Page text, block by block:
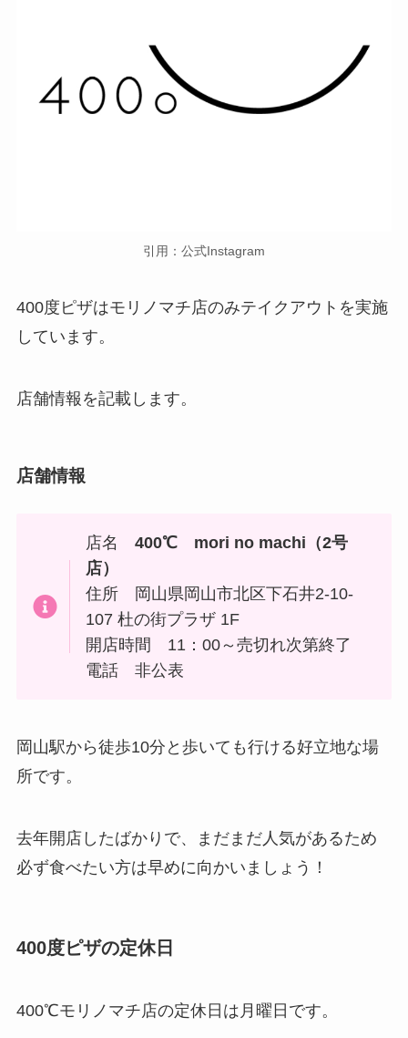
引用：公式Instagram
400度ピザはモリノマチ店のみテイクアウトを実施
しています。
店舗情報を記載します。
店舗情報
店名400℃ mori no machi（2号
店）
住所 岡山県岡山市北区下石井2-10-
107 杜の街プラザ 1F
開店時間 11：00～売切れ次第終了
電話 非公表
岡山駅から徒歩10分と歩いても行ける好立地な場
所です。
去年開店したばかりで、まだまだ人気があるため
必ず食べたい方は早めに向かいましょう！
400度ピザの定休日
400℃モリノマチ店の定休日は月曜日です。